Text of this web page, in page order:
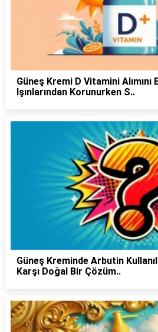
Güneş Kremi D Vitamini
Işınlarından Korunurken S..
Güneş Kreminde Arbutin
Karşı Doğal Bir Çözüm..